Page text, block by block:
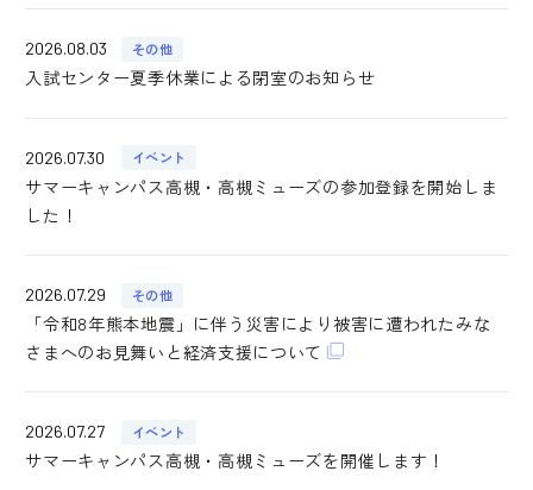
2026.08.03 その他
入試センター夏季休業による閉室のお知らせ
2026.07.30 イベント
サマーキャンパス高槻・高槻ミューズの参加登録を開始しま
した！
2026.07.29 その他
「令和8年熊本地震」に伴う災害により被害に遭われたみな
さまへのお見舞いと経済支援について
2026.07.27 イベント
サマーキャンパス高槻・高槻ミューズを開催します！